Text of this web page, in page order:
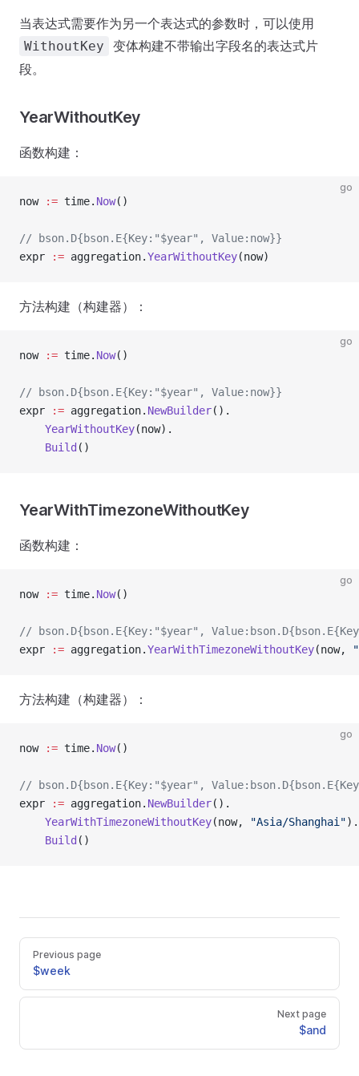
当表达式需要作为另一个表达式的参数时，可以使用
WithoutKey
变体构建不带输出字段名的表达式片
段。
YearWithoutKey
函数构建：
go
now := time. Now()
// bson.D{bson.E{Key:"$year", Value:now}}
expr
:= aggregation.YearWithoutKey(now)
方法构建（构建器）：
go
now := time. Now()
// bson.D{bson.E{Key:"$year", Value:now}}
expr
:= aggregation. NewBuilder().
    YearWithoutKey
(now).
    Build
()
YearWithTimezoneWithoutKey
函数构建：
go
now := time. Now()
// bson.D{bson.E{Key:"$year",
expr
:= aggregation.YearWithTimezoneWithoutKey(now,
方法构建（构建器）：
go
now := time. Now()
// bson.D{bson.E{Key:"$year",
expr
:= aggregation. NewBuilder().
    YearWithTimezoneWithoutKey
(now, "Asia/Shanghai").
    Build
()
Previous page
$week
Next page
$and